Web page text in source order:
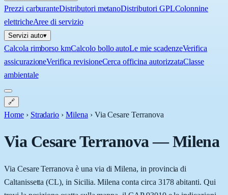
Prezzi carburanteDistributori metanoDistributori GPLColonnine
elettricheAree di servizio
Servizi auto▾
Calcola rimborso kmCalcolo bollo autoLe mie scadenzeVerifica
assicurazioneVerifica revisioneCerca officina autorizzataClasse
ambientale
🔗
Home › Stradario › Milena › Via Cesare Terranova
Via Cesare Terranova—Milena
Via Cesare Terranova è una via di Milena, in provincia di
Caltanissetta (CL), in Sicilia. Milena conta circa 3178 abitanti. Qui